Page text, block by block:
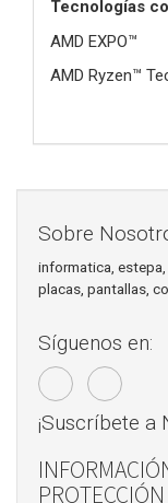
Tecnologías
AMD EXPO™
AMD Ryzen™
Sobre
informatica,
placas, pantallas,
Síguenos en:
¡Suscríbete a